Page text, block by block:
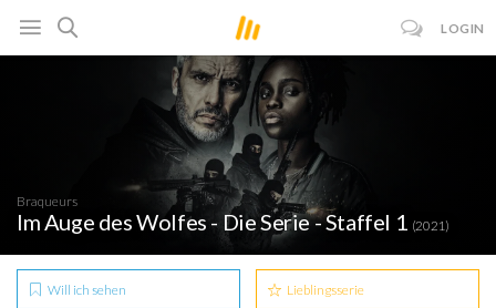
LOGIN
Braqueurs
Im Auge des Wolfes - Die Serie - Staffel 1 (2021)
Will ich sehen Lieblingsserie